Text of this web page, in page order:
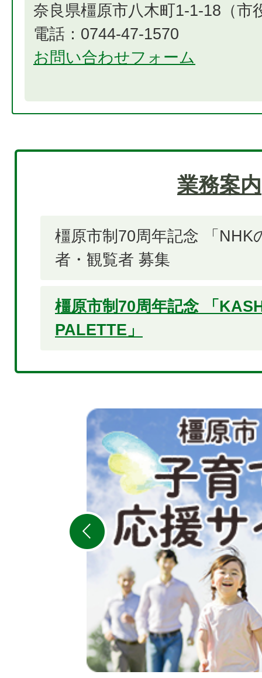
奈良県橿原市八木町1-1-18（市
電話：0744-47-1570
お問い合わせフォーム
業務案内
橿原市制70周年記念 「NHK
者・観覧者 募集
橿原市制70周年記念 「
PALETTE」
2
枚
目
の
ス
ラ